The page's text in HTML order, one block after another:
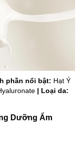
phần nổi bật: Hạt Ý
| Loại da:
Dưỡng Ẩm